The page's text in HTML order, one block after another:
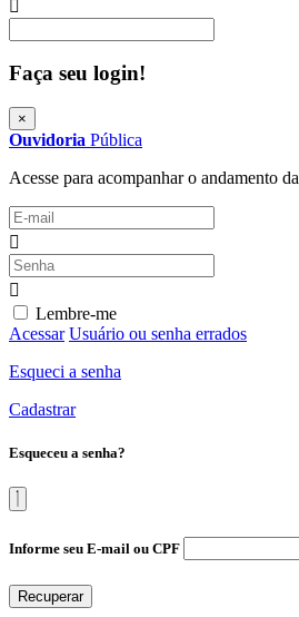
Faça seu login!
×
Ouvidoria Pública
Acesse para acompanhar o andamento
Lembre-me
Acessar Usuário ou senha errados
Esqueci a senha
Cadastrar
Esqueceu a senha?
Informe seu E-mail ou CPF
Recuperar